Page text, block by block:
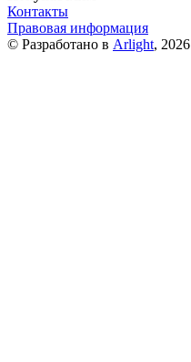
Контакты
Правовая информация
© Разработано в Arlight, 2026